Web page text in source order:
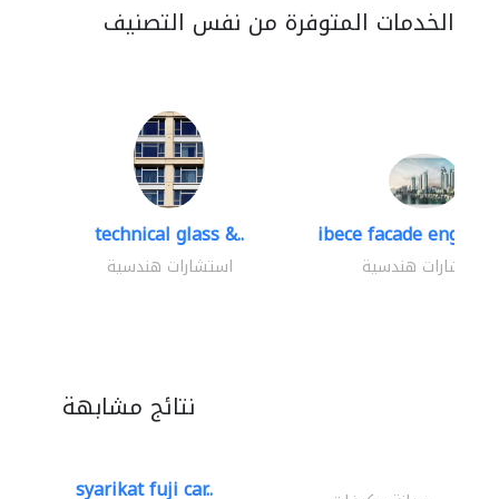
الخدمات المتوفرة من نفس التصنيف
technical glass &..
استشارات هندسية
ibece facade
استشارات هندسية
نتائج مشابهة
syarikat fuji car..